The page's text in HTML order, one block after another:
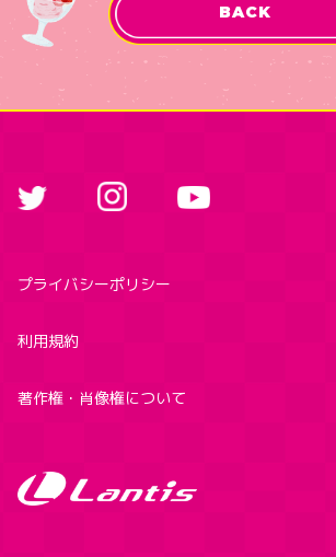
BACK
プライバシーポリシー
利用規約
著作権・肖像権について